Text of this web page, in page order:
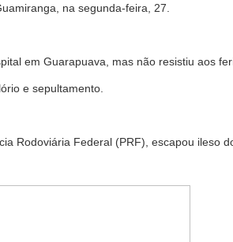
na segunda-feira, 27.
em Guarapuava, mas não resistiu aos
e sepultamento.
Rodoviária Federal (PRF), escapou ileso